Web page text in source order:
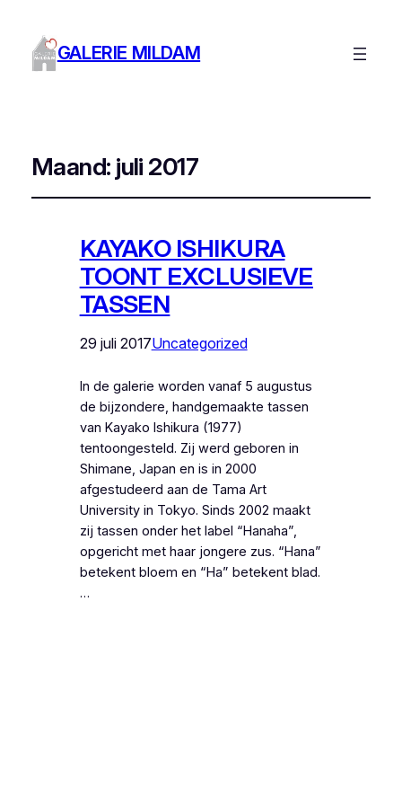
GALERIE MILDAM
Maand: juli 2017
KAYAKO ISHIKURA
TOONT EXCLUSIEVE
TASSEN
29 juli 2017Uncategorized
In de galerie worden vanaf 5 augustus
de bijzondere, handgemaakte tassen
van Kayako Ishikura (1977)
tentoongesteld. Zij werd geboren in
Shimane, Japan en is in 2000
afgestudeerd aan de Tama Art
University in Tokyo. Sinds 2002 maakt
zij tassen onder het label “Hanaha”,
opgericht met haar jongere zus. “Hana”
betekent bloem en “Ha” betekent blad.
…